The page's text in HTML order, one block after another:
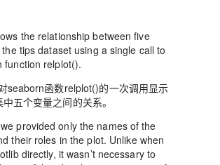
the relationship between five
tips dataset using a single call to
function relplot().
seaborn函数relplot()的一次调用显示
五个变量之间的关系。
provided only the names of the
their roles in the plot. Unlike when
directly, it wasn’t necessary to